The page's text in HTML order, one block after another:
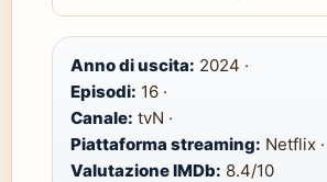
Anno di uscita: 2024 ·
Episodi: 16 ·
Canale: tvN ·
Piattaforma streaming: Netflix ·
Valutazione IMDb: 8.4/10